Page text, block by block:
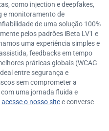
como injection e deepfakes,
e monitoramento de
de uma solução 100%
pelos padrões iBeta LV1 e
uma experiência simples e
feedbacks em tempo
práticas globais (WCAG
entre segurança e
sem comprometer a
uma jornada fluida e
acesse o nosso sitee converse